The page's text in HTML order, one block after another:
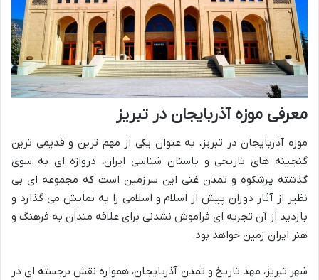
معرفی موزه آذربایجان در تبریز
موزه آذربایجان در تبریز، به عنوان یکی از مهم ترین و قدیمی ترین
گنجینه های تاریخی و باستان شناسی ایران، دروازه ای به سوی
گذشته پرشکوه و تمدن غنی این سرزمین است که مجموعه ای بی
نظیر از آثار دوران پیش از اسلام و اسلامی را به نمایش می گذارد و
بازدید از آن تجربه ای فراموش نشدنی برای علاقه مندان به فرهنگ و
هنر ایران زمین خواهد بود.
شهر تبریز، مهد تاریخ و تمدن آذربایجان، همواره نقش برجسته ای در